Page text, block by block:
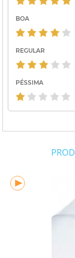
BOA
REGULAR
PÉSSIMA